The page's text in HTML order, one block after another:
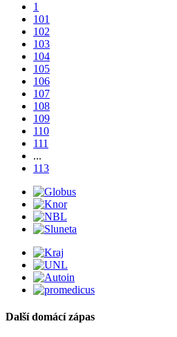
1
101
102
103
104
105
106
107
108
109
110
111
...
113
Další domácí zápas